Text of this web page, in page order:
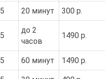
20 минут 300 р.
до 2
часов
1490 р.
60 минут 1490 р.